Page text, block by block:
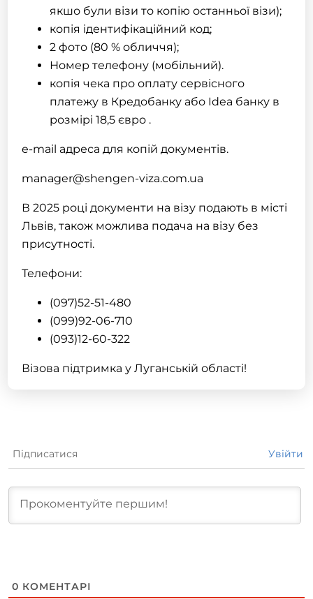
якшо були візи то копію останньої візи);
копія ідентифікаційний код;
2 фото (80 % обличчя);
Номер телефону (мобільний).
копія чека про оплату сервісного
платежу в Кредобанку або Idea банку в
розмірі 18,5 євро .
e-mail адреса для копій документів.
manager@shengen-viza.com.ua
В 2025 році документи на візу подають в місті
Львів, також можлива подача на візу без
присутності.
Телефони:
(097)52-51-480
(099)92-06-710
(093)12-60-322
Візова підтримка у Луганській області!
Підписатися Увійти
0 КОМЕНТАРІ